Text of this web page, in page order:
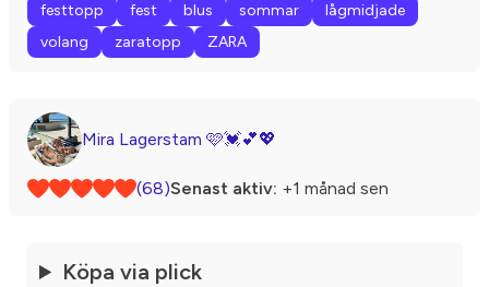
festtopp fest blus sommar
lågmidjade
volang
zaratopp ZARA
Mira Lagerstam 🩷💓💕💖
(68)Senast aktiv: +1 månad sen
Köpa via plick